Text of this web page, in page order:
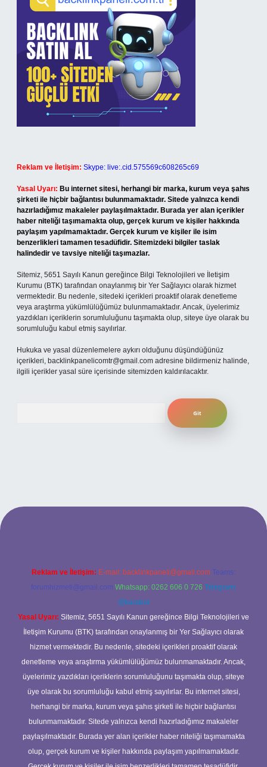
Reklam ve İletişim: Skype: live:.cid.575569c608265c69
Yasal Uyarı: Bu internet sitesi, herhangi bir marka, kurum veya şahıs
şirketi ile hiçbir bağlantısı bulunmamaktadır. Sitede yalnızca kendi
hazırladığımız makaleler paylaşılmaktadır. Burada yer alan içerikler
haber niteliği taşımamakta olup, gerçek kurum ve kişiler hakkında
paylaşım yapılmamaktadır. Gerçek kurum ve kişiler ile isim
benzerlikleri tamamen tesadüfidir. Sitemizdeki bilgiler taslak
halindedir ve tavsiye niteliği taşımazlar.
Sitemiz, 5651 Sayılı Kanun gereğince Bilgi Teknolojileri ve İletişim
Kurumu (BTK) tarafından onaylanmış bir Yer Sağlayıcı olarak hizmet
vermektedir. Bu nedenle, sitedeki içerikleri proaktif olarak denetleme
veya araştırma yükümlülüğümüz bulunmamaktadır. Ancak, üyelerimiz
yazdıkları içeriklerin sorumluluğunu taşımakta olup, siteye üye olarak bu
sorumluluğu kabul etmiş sayılırlar.
Hukuka ve yasal düzenlemelere aykırı olduğunu düşündüğünüz
içerikleri, backlinkpanelicomtr@gmail.com adresine bildirmeniz halinde,
ilgili içerikler yasal süre içerisinde sitemizden kaldırılacaktır.
mobil giriş
Reklam ve İletişim: E-mail: backlinkpaneli@gmail.com Teams:
forumhizmeti@gmail.com Whatsapp: 0262 606 0 726 Telegram:
@karabul
Yasal Uyarı: Sitemiz, 5651 Sayılı Kanun gereğince Bilgi Teknolojileri ve
İletişim Kurumu (BTK) tarafından onaylanmış bir Yer Sağlayıcı olarak
hizmet vermektedir. Bu nedenle, sitedeki içerikleri proaktif olarak
denetleme veya araştırma yükümlülüğümüz bulunmamaktadır. Ancak,
üyelerimiz yazdıkları içeriklerin sorumluluğunu taşımakta olup, siteye
üye olarak bu sorumluluğu kabul etmiş sayılırlar. Bu internet sitesi,
herhangi bir marka, kurum veya şahıs şirketi ile hiçbir bağlantısı
bulunmamaktadır. Sitede yalnızca kendi hazırladığımız makaleler
paylaşılmaktadır. Burada yer alan içerikler haber niteliği taşımamakta
olup, gerçek kurum ve kişiler hakkında paylaşım yapılmamaktadır.